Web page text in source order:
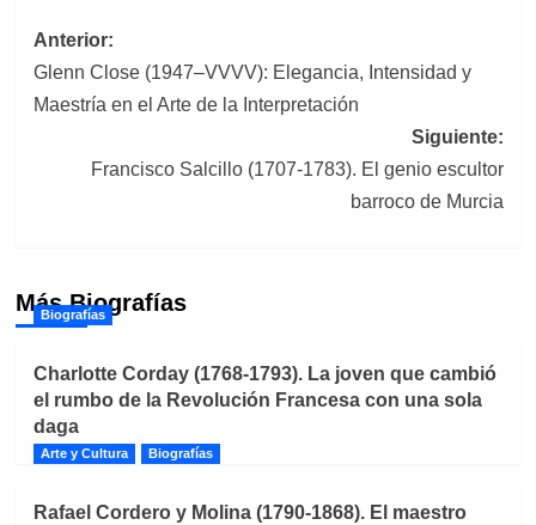
Navegación
de
Anterior:
Glenn Close (1947–VVVV): Elegancia, Intensidad y
Maestría en el Arte de la Interpretación
Siguiente:
Francisco Salcillo (1707-1783). El genio escultor
barroco de Murcia
Más Biografías
Biografías
Charlotte Corday (1768-1793). La joven que cambió
el rumbo de la Revolución Francesa con una sola
daga
Arte y Cultura Biografías
Rafael Cordero y Molina (1790-1868). El maestro